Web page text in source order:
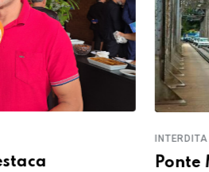
Ponte Metálica